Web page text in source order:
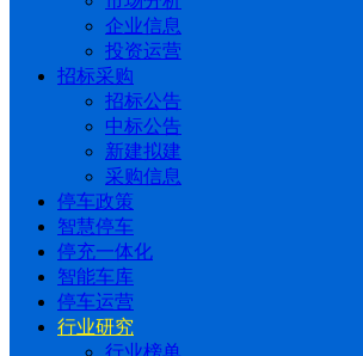
企业信息
投资运营
招标采购
招标公告
中标公告
新建拟建
采购信息
停车政策
智慧停车
停充一体化
智能车库
停车运营
行业研究
行业榜单